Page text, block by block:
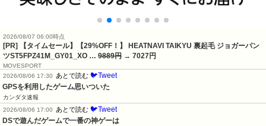
2026/08/07 06:00時点
[PR] 【タイムセール】【29%OFF！】 HEATNAVI TAIKYU 裏起毛 ジョガーパン
ツST5FPZ41M_GY01_XO … 9889円 → 7027円
MOVESPORT
2026/08/06 17:30
あとで読む 🐦Tweet
GPSを利用したゲーム思いついた
カンダタ速報
2026/08/06 17:00
あとで読む 🐦Tweet
DSで遊んだゲームで一番の神ゲーは